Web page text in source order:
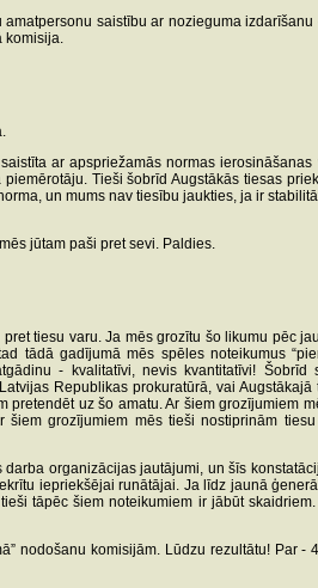
saistību ar nozieguma
komisija.
ar apspriežamās normas
Tieši šobrīd Augstākās tiesas
un mums nav tiesību jaukties, ja ir
jūtam paši pret sevi. Paldies.
tiesu varu. Ja mēs grozītu šo likumu pēc
tādā gadījumā mēs spēles noteikumus
- kvalitatīvi, nevis kvantitatīvi!
Republikas prokuratūrā, vai
uz šo amatu. Ar šiem grozījumiem
grozījumiem mēs tieši nostiprinām
organizācijas jautājumi, un šīs
iepriekšējai runātājai. Ja līdz jaunā
tāpēc šiem noteikumiem ir jābūt
nodošanu komisijām. Lūdzu rezultātu! Par